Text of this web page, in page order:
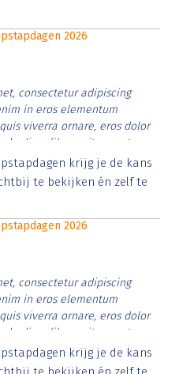
2026
consectetur adipiscing
in eros elementum
viverra ornare, eros dolor
diam libero vitae erat.
cursus id rutrum lorem
risus tristique posuere.
krijg je de kans
te bekijken én zelf te
2026
consectetur adipiscing
in eros elementum
viverra ornare, eros dolor
diam libero vitae erat.
cursus id rutrum lorem
risus tristique posuere.
krijg je de kans